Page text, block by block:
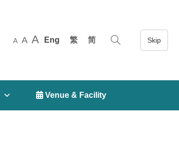
A A A Eng 繁 简
 Venue & Facility